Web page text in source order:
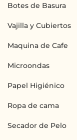
Botes de Basura
Vajilla y Cubiertos
Maquina de Cafe
Microondas
Papel Higiénico
Ropa de cama
Secador de Pelo